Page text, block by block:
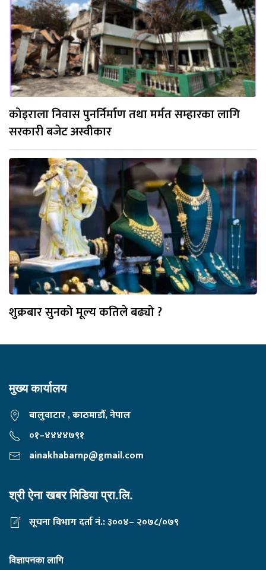
कोइराला निवास पुनर्निर्माण तथा मर्मत सम्हारका लागि
सरकारी बजेट अस्वीकार
शुक्रबार सुनको मूल्य कतिले बढ्यो ?
मुख्य कार्यालय
बालुवाटार , काठमाडौं, नेपाल
०१–४४४४७९१
ainakhabarnp@gmail.com
श्री ऐना खबर मिडिया प्रा.लि.
सूचना विभाग दर्ता नं.: ३००४– २०७८/०७९
विज्ञापनका लागि